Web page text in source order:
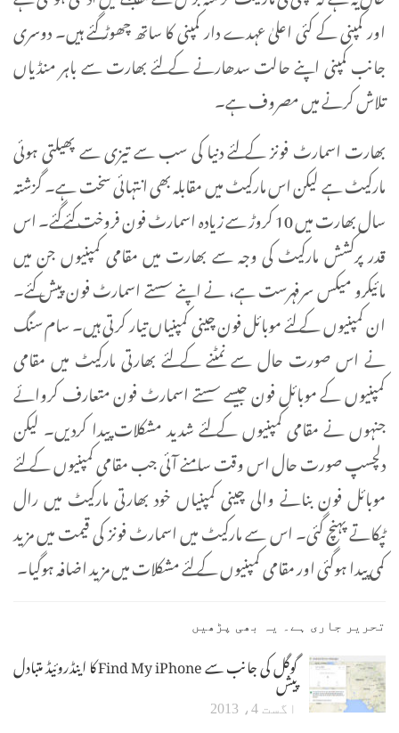
اور کمپنی کے کئی اعلیٰ عہدے دار کمپنی کا ساتھ چھوڑ گئے ہیں۔ دوسری
جانب کمپنی اپنے حالت سدھارنے کے لئے بھارت سے باہر منڈیاں
تلاش کرنے میں مصروف ہے۔
بھارت اسمارٹ فونز کے لئے دنیا کی سب سے تیزی سے پھیلتی ہوئی
مارکیٹ ہے لیکن اس مارکیٹ میں مقابلہ بھی انتہائی سخت ہے۔ گزشتہ
سال بھارت میں 10 کروڑ سے زیادہ اسمارٹ فون فروخت کئے گئے۔ اس
قدر پرکشش مارکیٹ کی وجہ سے بھارت میں مقامی کمپنیوں جن میں
مائیکرو میکس سرفہرست ہے، نے اپنے سستے اسمارٹ فون پیش کئے۔
ان کمپنیوں کے لئے موبائل فون چینی کمپنیاں تیار کرتی ہیں۔ سام سنگ
نے اس صورت حال سے نمٹنے کے لئے بھارتی مارکیٹ میں مقامی
کمپنیوں کے موبائل فون جیسے سستے اسمارٹ فون متعارف کروائے
جنہوں نے مقامی کمپنیوں کے لئے شدید مشکلات پیدا کردیں۔ لیکن
دلچسپ صورت حال اس وقت سامنے آئی جب مقامی کمپنیوں کے لئے
موبائل فون بنانے والی چینی کمپنیاں خود بھارتی مارکیٹ میں رال
ٹپکاتے پہنچ گئی۔ اس سے مارکیٹ میں اسمارٹ فونز کی قیمت میں مزید
کمی پیدا ہوگئی اور مقامی کمپنیوں کے لئے مشکلات میں مزید اضافہ ہوگیا۔
تحریر جاری ہے۔ یہ بھی پڑھیں
گوگل کی جانب سے Find My iPhone کا اینڈروئیڈ متبادل پیش
اگست 4، 2013